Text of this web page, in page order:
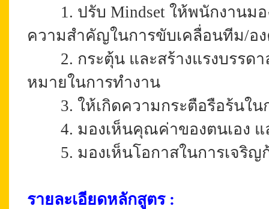
1. ปรับ Mindset ให้พนักงาน
ความสำคัญในการขับเคลื่อนทีม/อ
2. กระตุ้น และสร้างแรงบรรด
หมายในการทำงาน
3. ให้เกิดความกระตือรือร้นใน
4. มองเห็นคุณค่าของตนเอง
5. มองเห็นโอกาสในการเจริ
รายละเอียดหลักสูตร: